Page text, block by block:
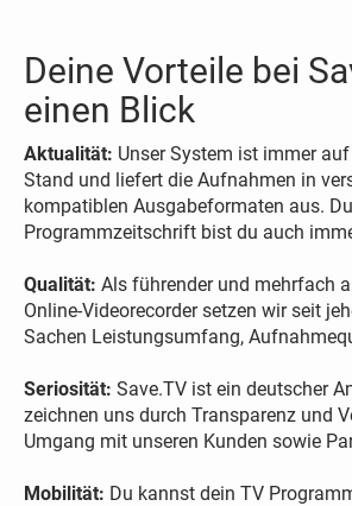
Deine Vorteile bei
einen Blick
Aktualität: Unser System ist immer
Stand und liefert die Aufnahmen in
kompatiblen Ausgabeformaten aus.
Programmzeitschrift bist du auch
Qualität: Als führender und mehrfach
Online-Videorecorder setzen wir seit
Sachen Leistungsumfang,
Seriosität: Save.TV ist ein deutscher
zeichnen uns durch Transparenz und
Umgang mit unseren Kunden sowie
Mobilität: Du kannst dein TV